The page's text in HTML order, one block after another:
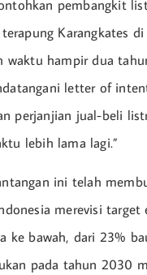
pembangkit
Karangkates di
waktu hampir dua
letter of
perjanjian jual-beli
lebih lama lagi.”
ini telah
merevisi target
ke bawah, dari 23%
pada tahun 2030